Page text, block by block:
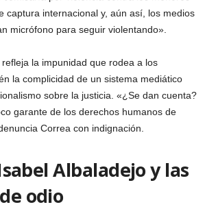
captura internacional y, aún así, los medios
micrófono para seguir violentando».
la impunidad que rodea a los
la complicidad de un sistema mediático
sobre la justicia. «¿Se dan cuenta?
garante de los derechos humanos de
Correa con indignación.
Albaladejo y las
odio